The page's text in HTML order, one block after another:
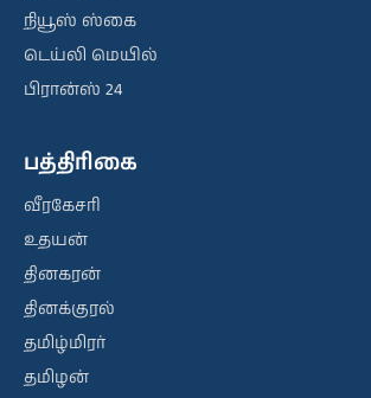
நியூஸ் ஸ்கை
டெய்லி மெயில்
பிரான்ஸ் 24
பத்திரிகை
வீரகேசரி
உதயன்
தினகரன்
தினக்குரல்
தமிழ்மிரர்
தமிழன்